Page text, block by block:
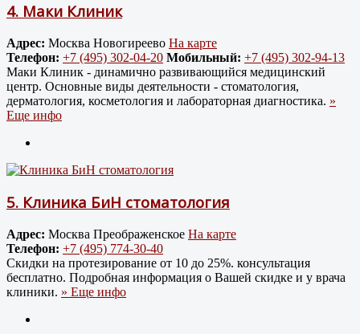
4. Маки Клиник
Адрес: Москва Новогиреево На карте
Телефон: +7 (495) 302-04-20 Мобильный: +7 (495) 302-94-13
Маки Клиник - динамично развивающийся медицинский
центр. Основные виды деятельности - стоматология,
дерматология, косметология и лабораторная диагностика. »
Еще инфо
5. Клиника БиН стоматология
Адрес: Москва Преображенское На карте
Телефон: +7 (495) 774-30-40
Скидки на протезирование от 10 до 25%. консультация
бесплатно. Подробная информация о Вашей скидке и у врача
клиники. » Еще инфо